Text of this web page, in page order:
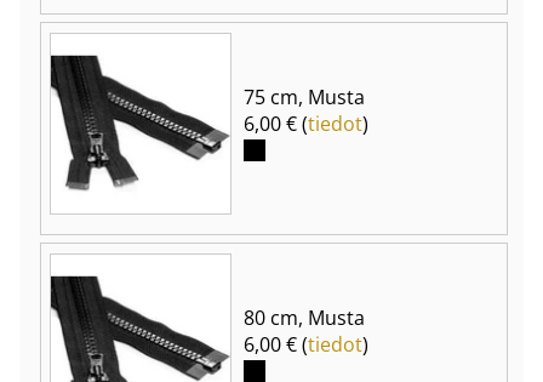
75 cm, Musta
6,00 € (tiedot)
80 cm, Musta
6,00 € (tiedot)